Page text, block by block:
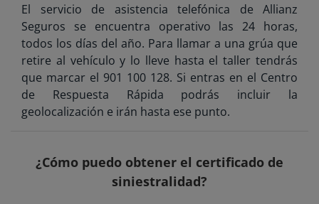
El servicio de asistencia telefónica de Allianz
Seguros se encuentra operativo las 24 horas,
todos los días del año. Para llamar a una grúa que
retire al vehículo y lo lleve hasta el taller tendrás
que marcar el 901 100 128. Si entras en el Centro
de Respuesta Rápida podrás incluir la
geolocalización e irán hasta ese punto.
¿Cómo puedo obtener el certificado de
siniestralidad?